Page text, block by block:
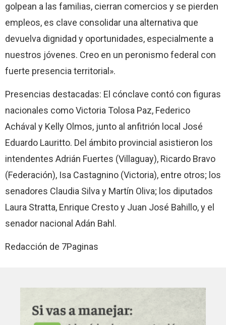
golpean a las familias, cierran comercios y se pierden
empleos, es clave consolidar una alternativa que
devuelva dignidad y oportunidades, especialmente a
nuestros jóvenes. Creo en un peronismo federal con
fuerte presencia territorial».
Presencias destacadas: El cónclave contó con figuras
nacionales como Victoria Tolosa Paz, Federico
Achával y Kelly Olmos, junto al anfitrión local José
Eduardo Lauritto. Del ámbito provincial asistieron los
intendentes Adrián Fuertes (Villaguay), Ricardo Bravo
(Federación), Isa Castagnino (Victoria), entre otros; los
senadores Claudia Silva y Martín Oliva; los diputados
Laura Stratta, Enrique Cresto y Juan José Bahillo, y el
senador nacional Adán Bahl.
Redacción de 7Paginas